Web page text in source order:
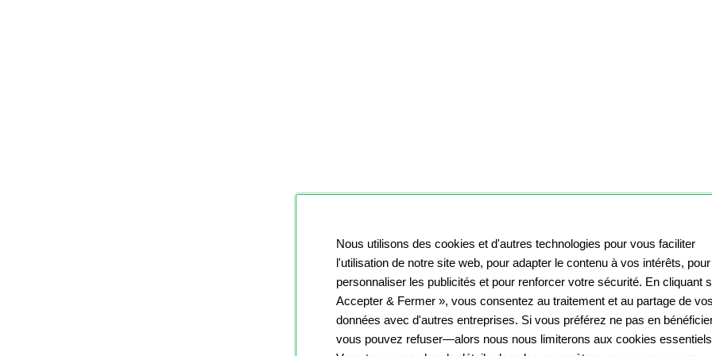
Nous utilisons des cookies et d'autres technologies pour vous faciliter
l'utilisation de notre site web, pour adapter le contenu à vos intérêts, pour
personnaliser les publicités et pour renforcer votre sécurité. En cliquant
Accepter & Fermer », vous consentez au traitement et au partage de vos
données avec d'autres entreprises. Si vous préférez ne pas en
vous pouvez refuser—alors nous nous limiterons aux cookies